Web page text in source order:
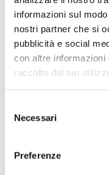
informazioni sul
nostri partner che si
pubblicità e social
con altre informazioni
raccolto dal tuo
delNecessari
Preferenze
Interessato a
Richiedi
maggiori